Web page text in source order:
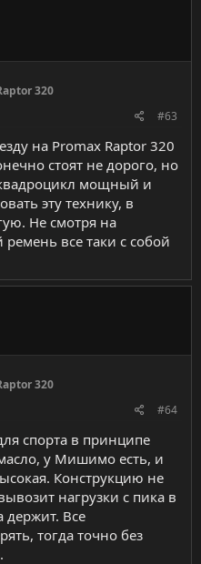
320
#63
на Promax Raptor 320
стоят не дорого, но
мощный и
эту технику, в
Не смотря на
все таки с собой
320
#64
спорта в принципе
у Мишимо есть, и
Конструкцию не
нагрузки с пика в
держит. Все
тогда точно без